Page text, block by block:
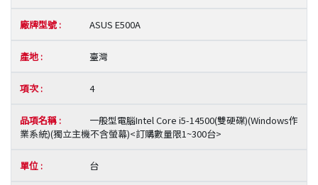
ASUS E500A
臺灣
4
一般型電腦Intel Core i5-14500(雙硬碟)(Windows作
業系統)(獨立主機不含螢幕)<訂購數量限1~300台>
台